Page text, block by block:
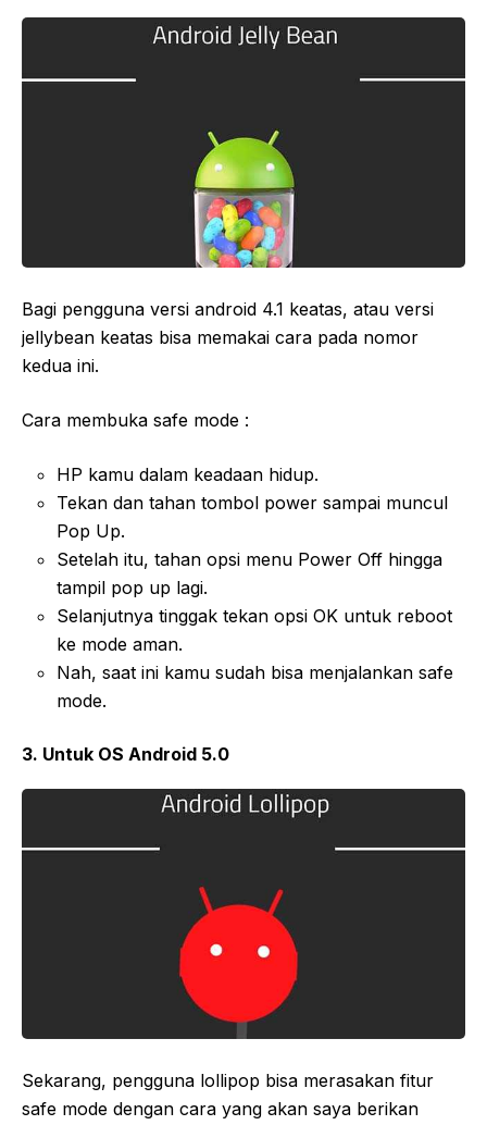
Bagi pengguna versi android 4.1 keatas, atau versi
jellybean keatas bisa memakai cara pada nomor
kedua ini.
Cara membuka safe mode :
HP kamu dalam keadaan hidup.
Tekan dan tahan tombol power sampai muncul
Pop Up.
Setelah itu, tahan opsi menu Power Off hingga
tampil pop up lagi.
Selanjutnya tinggak tekan opsi OK untuk reboot
ke mode aman.
Nah, saat ini kamu sudah bisa menjalankan safe
mode.
3. Untuk OS Android 5.0
Sekarang, pengguna lollipop bisa merasakan fitur
safe mode dengan cara yang akan saya berikan